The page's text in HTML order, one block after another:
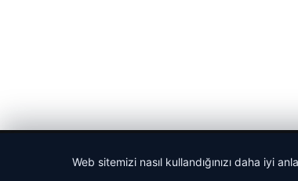
Web sitemizi nasıl kullandığınızı daha iyi